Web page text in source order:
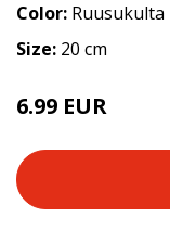
Color: Ruusukulta
Size: 20 cm
6.99 EUR